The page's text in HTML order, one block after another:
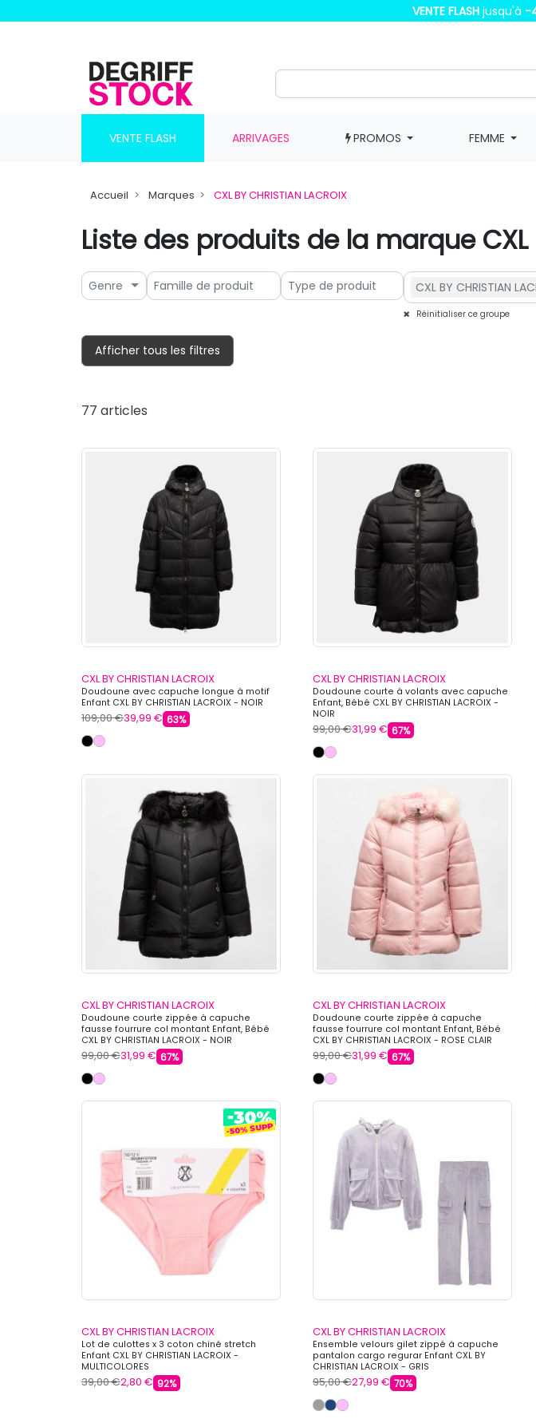
VENTE FLASH jusqu'à -
VENTE FLASH ARRIVAGES PROMOS FEMME
Accueil Marques CXL BY CHRISTIAN LACROIX
Liste des produits de la marque CXL
Genre CXL BY CHRISTIAN
Réinitialiser ce groupe
Afficher tous les filtres
77 articles
CXL BY CHRISTIAN LACROIX
Doudoune avec capuche longue à motif
Enfant CXL BY CHRISTIAN LACROIX - NOIR
109,00 €39,99 € 63%
CXL BY CHRISTIAN LACROIX
Doudoune courte à volants avec capuche
Enfant, Bébé CXL BY CHRISTIAN LACROIX -
NOIR
99,00 €31,99 € 67%
CXL BY CHRISTIAN LACROIX
Doudoune courte zippée à capuche
fausse fourrure col montant Enfant, Bébé
CXL BY CHRISTIAN LACROIX - NOIR
99,00 €31,99 € 67%
CXL BY CHRISTIAN LACROIX
Doudoune courte zippée à capuche
fausse fourrure col montant Enfant, Bébé
CXL BY CHRISTIAN LACROIX - ROSE CLAIR
99,00 €31,99 € 67%
CXL BY CHRISTIAN LACROIX
Lot de culottes x 3 coton chiné stretch
Enfant CXL BY CHRISTIAN LACROIX -
MULTICOLORES
39,00 €2,80 € 92%
CXL BY CHRISTIAN LACROIX
Ensemble velours gilet zippé à capuche
pantalon cargo regurar Enfant CXL BY
CHRISTIAN LACROIX - GRIS
95,00 €27,99 € 70%